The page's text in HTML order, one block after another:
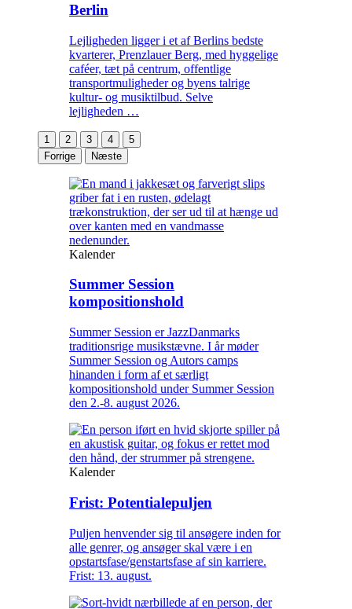
Berlin
Lejligheden ligger i et af Berlins bedste
kvarterer, Prenzlauer Berg, med hyggelige
caféer, tæt på centrum, offentlige
transportmuligheder og byens talrige
kultur- og musiktilbud. Selve
lejligheden …
1 2 3 4
5
Forrige
Næste
Kalender
Summer Session
kompositionshold
Summer Session er JazzDanmarks
traditionsrige musikstævne. I år møder
Summer Session og Autors camps
hinanden i form af et særligt
kompositionshold under Summer Session
den 2.-8. august 2026.
Kalender
Frist: Potentialepuljen
Puljen henvender sig til ansøgere inden for
alle genrer, og ansøger skal være i en
opstartsfase/genstartsfase af sin karriere.
Frist: 13. august.